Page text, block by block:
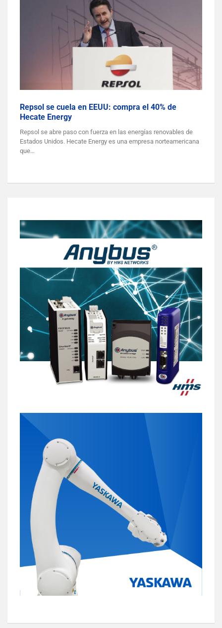
Repsol se cuela en EEUU: compra el 40% de
Hecate Energy
Repsol se abre paso con fuerza en las energías renovables de
Estados Unidos. Hecate Energy es una empresa norteamericana
que…